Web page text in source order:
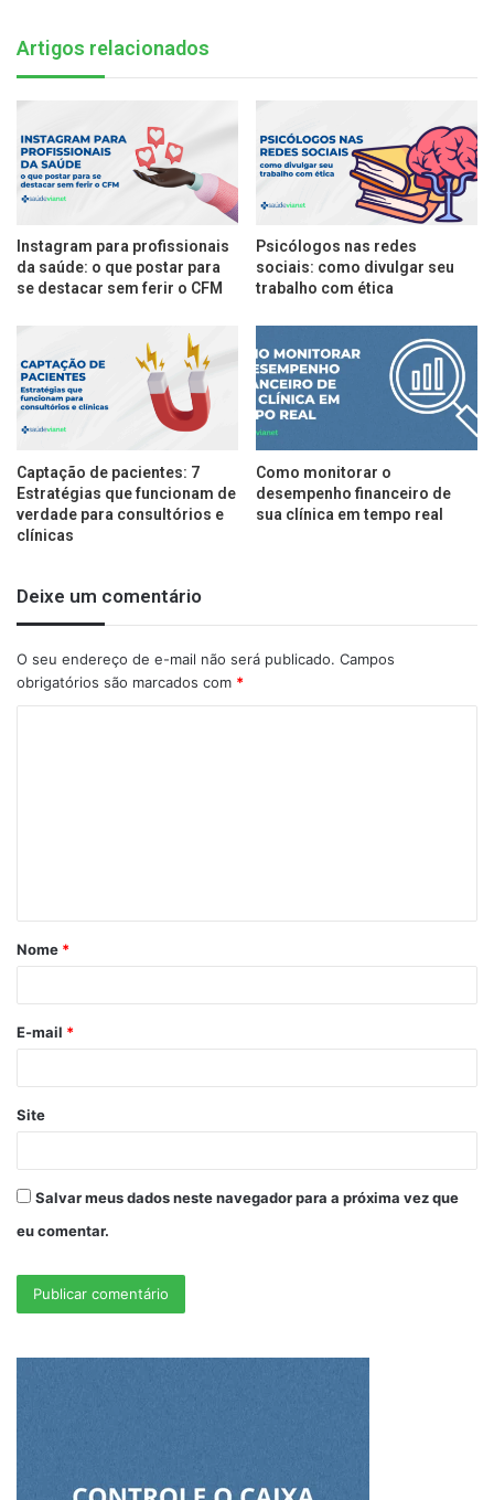
Artigos relacionados
Instagram para profissionais
da saúde: o que postar para
se destacar sem ferir o CFM
Psicólogos nas redes
sociais: como divulgar seu
trabalho com ética
Captação de pacientes: 7
Estratégias que funcionam de
verdade para consultórios e
clínicas
Como monitorar o
desempenho financeiro de
sua clínica em tempo real
Deixe um comentário
O seu endereço de e-mail não será publicado. Campos
obrigatórios são marcados com *
Nome *
E-mail *
Site
Salvar meus dados neste navegador para a próxima vez que
eu comentar.